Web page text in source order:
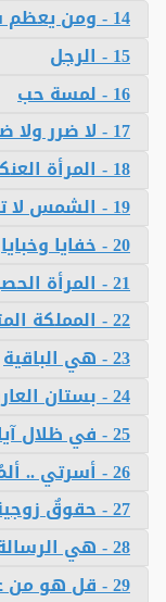
14 - ومن يعظم شعائر الله
15 - الرجل
16 - لمسة حب
17 - لا ضرر ولا ضرار
18 - المرأة العنكبوتية
19 - الشمس لا تشرق مرتين
20 - خفايا وخبايا
21 - المرأة الحصيفة الذكية
22 - المملكة المتجددة
23 - هي الباقية
24 - بستان العارفين
25 - في ظلال آيات
26 - أسرتي .. ألمٌ وأمل
27 - حقوقٌ زوجية
28 - هي الرسالة
29 - قل هو من عند أنفسكم